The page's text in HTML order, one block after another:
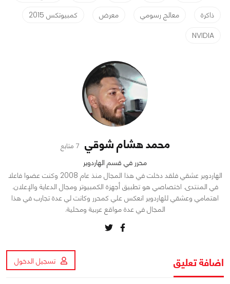
ذاكرة
معالج رسومي معرض
كمبيوتكس 2015
NVIDIA
محمد هشام شوقي 7 متابع
محرر في قسم الهاردوير
الهاردوير عشقي فلقد دخلت في هذا المجال منذ عام 2008 وكنت عضوا فاعلا
في المنتدى. اختصاصي هو تطبيق أجهزة الكمبيوتر ومجال الدعاية والإعلان.
اهتمامي وعشقي للهاردوير انعكس علي كمحرر وكانت لي عدة تجارب في هذا
المجال في عدة مواقع عربية ومحلية.
اضافة تعليق تسجيل الدخول